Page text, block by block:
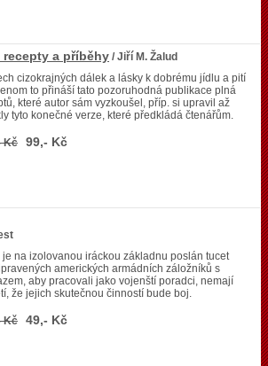
a příběhy / Jiří M. Žalud
cizokrajných dálek a lásky k dobrému jídlu a pití
to přináší tato pozoruhodná publikace plná
které autor sám vyzkoušel, příp. si upravil až
tyto konečné verze, které předkládá čtenářům.
Kč 99,- Kč
je na izolovanou iráckou základnu poslán tucet
amerických armádních záložníků s
aby pracovali jako vojenští poradci, nemají
že jejich skutečnou činností bude boj.
Kč 49,- Kč